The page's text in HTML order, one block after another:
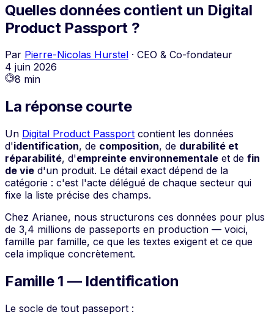
Quelles données contient un Digital
Product Passport ?
Par Pierre-Nicolas Hurstel · CEO & Co-fondateur
4 juin 2026
8 min
La réponse courte
Un Digital Product Passport contient les données
d'identification, de composition, de durabilité et
réparabilité, d'empreinte environnementale et de fin
de vie d'un produit. Le détail exact dépend de la
catégorie : c'est l'acte délégué de chaque secteur qui
fixe la liste précise des champs.
Chez Arianee, nous structurons ces données pour plus
de 3,4 millions de passeports en production — voici,
famille par famille, ce que les textes exigent et ce que
cela implique concrètement.
Famille 1 — Identification
Le socle de tout passeport :